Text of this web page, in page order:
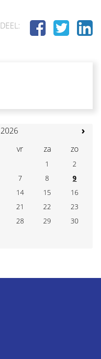
DEEL:
›
vr za zo
1
2
7 8
9
14 15
16
21 22
23
28 29
30